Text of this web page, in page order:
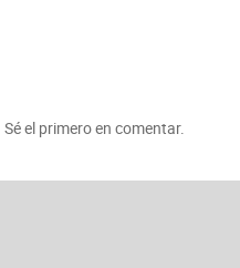
Sé el primero en comentar.